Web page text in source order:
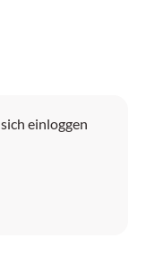
einloggen